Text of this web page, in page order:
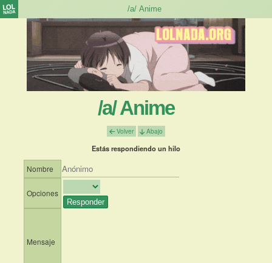
/a/ Anime
Volver Abajo
Estás respondiendo un hilo
Nombre
Opciones
Mensaje